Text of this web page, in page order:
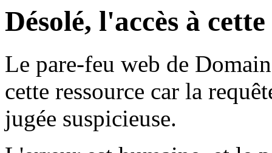
Désolé, l'accès à
Le pare-feu web de
cette ressource car la
jugée suspicieuse.